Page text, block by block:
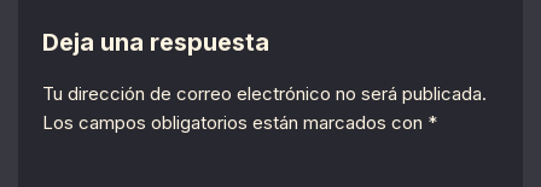
Deja una respuesta
Tu dirección de correo electrónico no será publicada.
Los campos obligatorios están marcados con *